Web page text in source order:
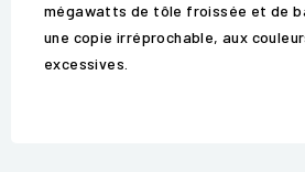
mégawatts de tôle froissée et de
une copie irréprochable, aux
excessives.